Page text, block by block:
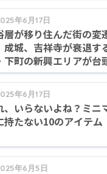
年6月17日
層が移り住んだ街の変
成城、吉祥寺が衰退す
下町の新興エリアが台
年6月17日
、いらないよね？ミニ
持たない10のアイテム
年6月5日